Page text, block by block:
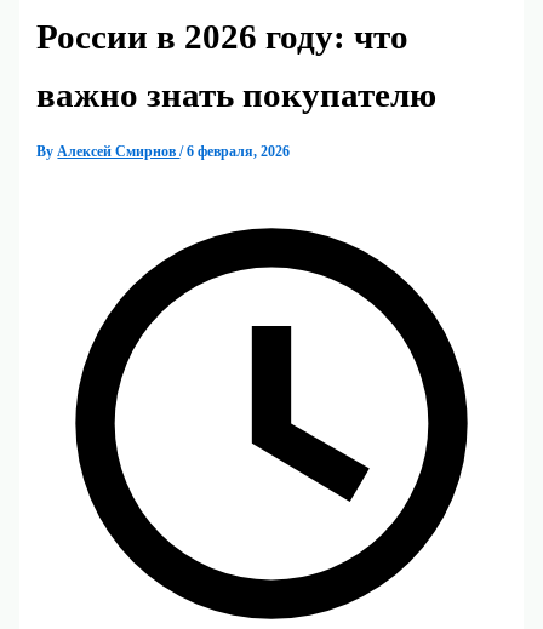
России в 2026 году: что
важно знать покупателю
ByАлексей Смирнов/6 февраля, 2026